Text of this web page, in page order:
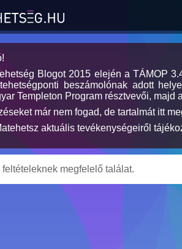
Blogot 2015 elején a TÁMOP
beszámolónak adott
Templeton Program résztvevői,
már nem fogad, de tartalmát itt
aktuális tevékenységeiről
megfelelő találat.